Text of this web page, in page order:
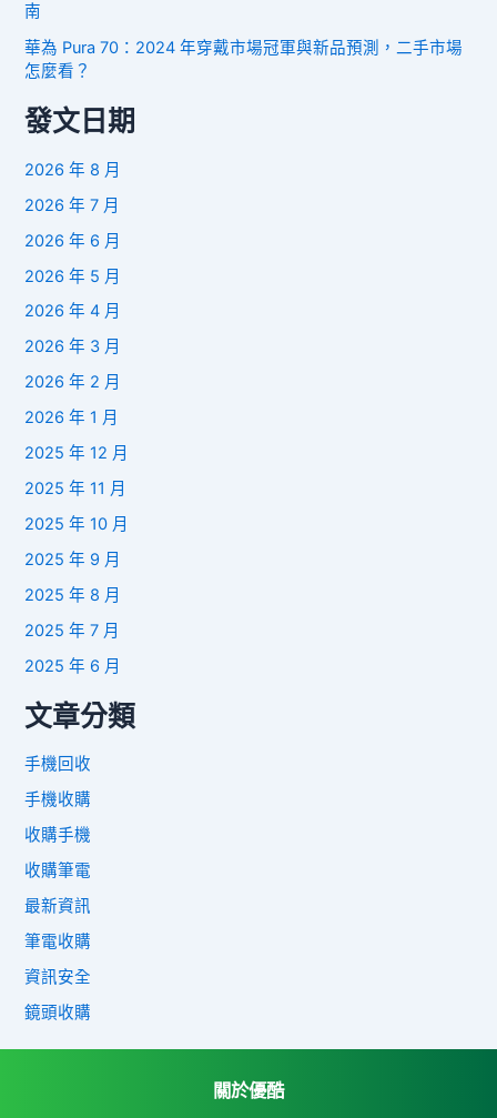
南
華為 Pura 70：2024 年穿戴市場冠軍與新品預測，二手市場
怎麼看？
發文日期
2026 年 8 月
2026 年 7 月
2026 年 6 月
2026 年 5 月
2026 年 4 月
2026 年 3 月
2026 年 2 月
2026 年 1 月
2025 年 12 月
2025 年 11 月
2025 年 10 月
2025 年 9 月
2025 年 8 月
2025 年 7 月
2025 年 6 月
文章分類
手機回收
手機收購
收購手機
收購筆電
最新資訊
筆電收購
資訊安全
鏡頭收購
關於優酷